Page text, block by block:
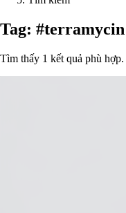
Tag: #terramycin
Tìm thấy 1 kết quả phù hợp.